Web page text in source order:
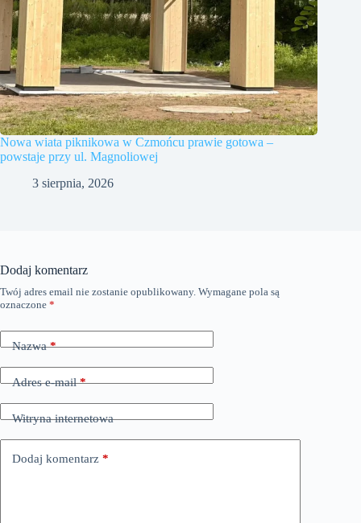
Nowa wiata piknikowa w Czmońcu prawie gotowa –
powstaje przy ul. Magnoliowej
3 sierpnia, 2026
Dodaj komentarz
Twój adres email nie zostanie opublikowany. Wymagane pola są
oznaczone *
Nazwa*
Adres e-mail*
Witryna internetowa
Dodaj komentarz *